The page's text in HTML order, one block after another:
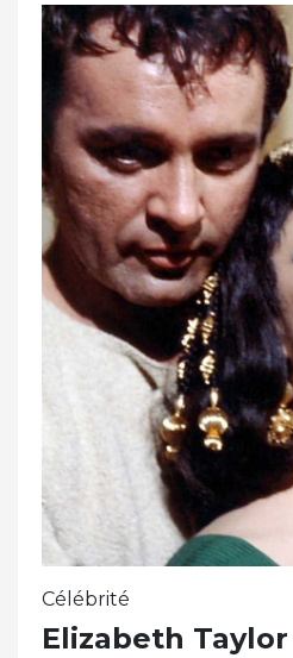
Célébrité
Elizabeth